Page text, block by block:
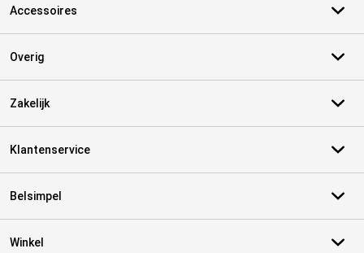
Accessoires
Overig
Zakelijk
Klantenservice
Belsimpel
Winkel